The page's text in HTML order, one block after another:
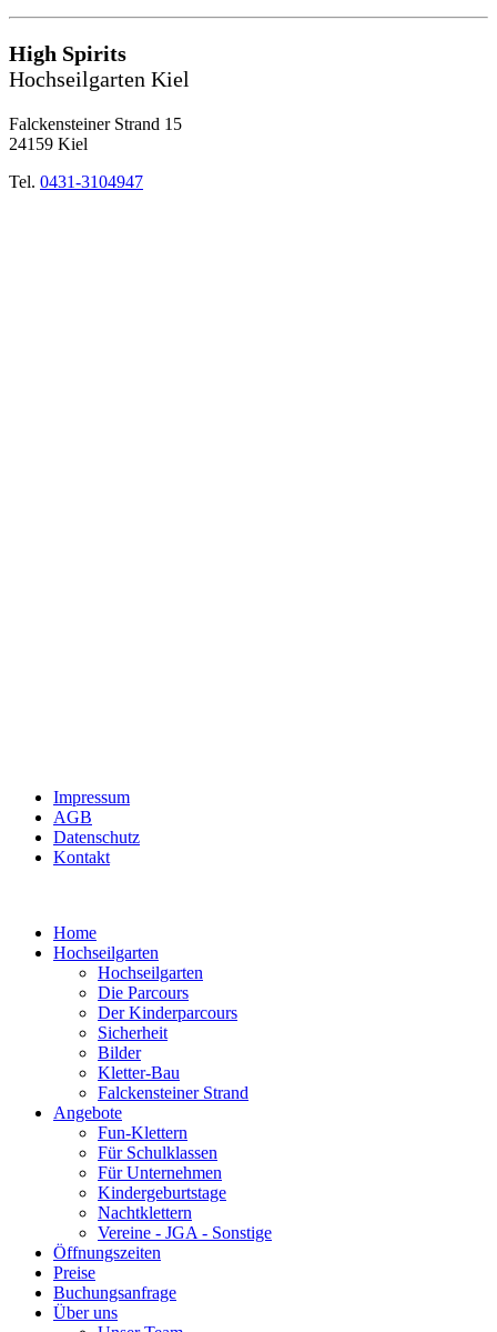
High Spirits
Hochseilgarten Kiel
Falckensteiner Strand 15
24159 Kiel
Tel. 0431-3104947
Impressum
AGB
Datenschutz
Kontakt
Home
Hochseilgarten
Hochseilgarten
Die Parcours
Der Kinderparcours
Sicherheit
Bilder
Kletter-Bau
Falckensteiner Strand
Angebote
Fun-Klettern
Für Schulklassen
Für Unternehmen
Kindergeburtstage
Nachtklettern
Vereine - JGA - Sonstige
Öffnungszeiten
Preise
Buchungsanfrage
Über uns